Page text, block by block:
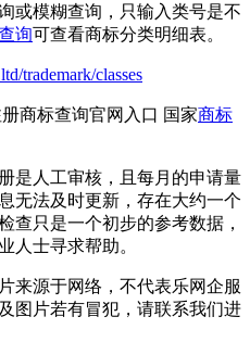
或模糊查询，只输入类号是不
询可查看商标分类明细表。
trademark/classes
商标查询官网入口 国家商标
是人工审核，且每月的申请量
无法及时更新，存在大约一个
查只是一个初步的参考数据，
人士寻求帮助。
来源于网络，不代表乐网企服
图片若有冒犯，请联系我们进